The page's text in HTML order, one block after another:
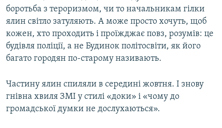
боротьба з тероризмом, чи то начальникам гілки
ялин світло затуляють. А може просто хочуть, щоб
кожен, хто проходить і проїжджає повз, розумів: це
будівля поліції, а не Будинок політосвіти, як його
багато городян по-старому називають.
Частину ялин спиляли в середині жовтня. І знову
гнівна хвиля ЗМІ у стилі «доки» і «чому до
громадської думки не дослухаються».